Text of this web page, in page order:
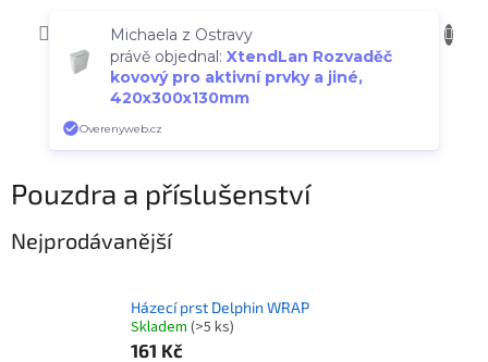
CZK
Pouzdra a příslušenství
Nejprodávanější
Házecí prst Delphin WRAP
Skladem (>5 ks)
161 Kč
Michaela z Ostravy
právě objednal:XtendLan Rozvaděč
kovový pro aktivní prvky a jiné,
420x300x130mm
Overenyweb.cz